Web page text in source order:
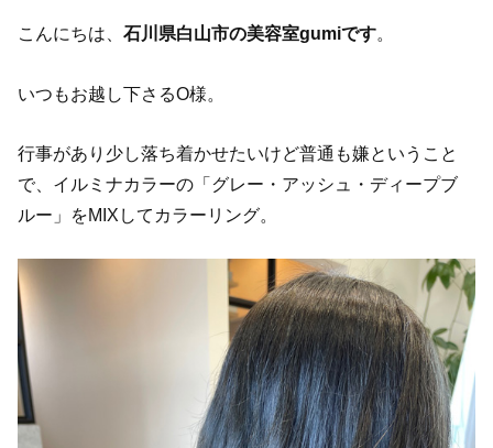
こんにちは、石川県白山市の美容室gumiです。
いつもお越し下さるO様。
行事があり少し落ち着かせたいけど普通も嫌ということ
で、イルミナカラーの「グレー・アッシュ・ディープブ
ルー」をMIXしてカラーリング。